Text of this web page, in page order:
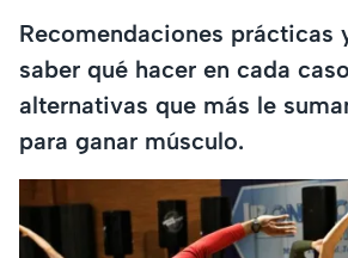
Recomendaciones prácticas
saber qué hacer en cada
alternativas que más le
para ganar músculo.